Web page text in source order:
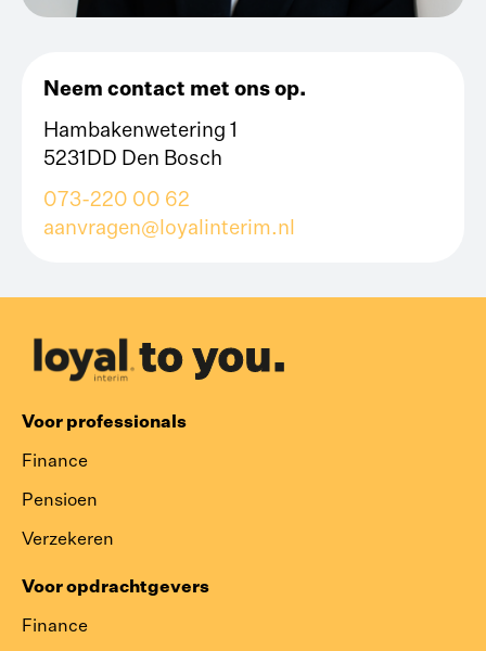
Neem contact met ons op.
Hambakenwetering 1
5231DD Den Bosch
073-220 00 62
aanvragen@loyalinterim.nl
Voor professionals
Finance
Pensioen
Verzekeren
Voor opdrachtgevers
Finance